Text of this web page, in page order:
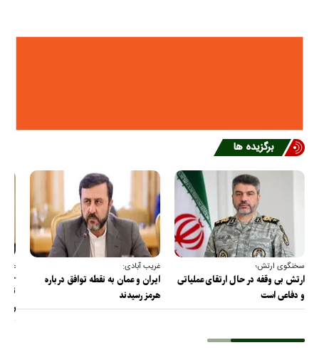
برگزیده ها
سخنگوی ارتش؛
ارتش بی وقفه در حال ارتقای عملیاتی
و دفاعی است
غریب آبادی:
ایران و عمان به نقطه توافق درباره
هرمز رسیدند
عضو
را